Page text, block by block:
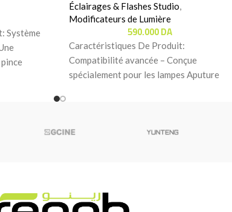
Système
Éclairages & Flashes Studio,
Modificateurs de Lumière
590.000DA
Caractéristiques De Produit:
Compatibilité avancée – Conçue
spécialement pour les lampes Aputure